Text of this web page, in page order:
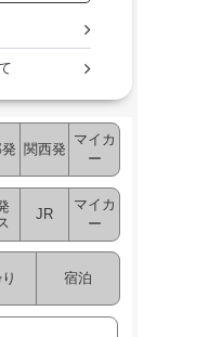
関西発
マイカ
ー
JR
マイカ
ー
宿泊